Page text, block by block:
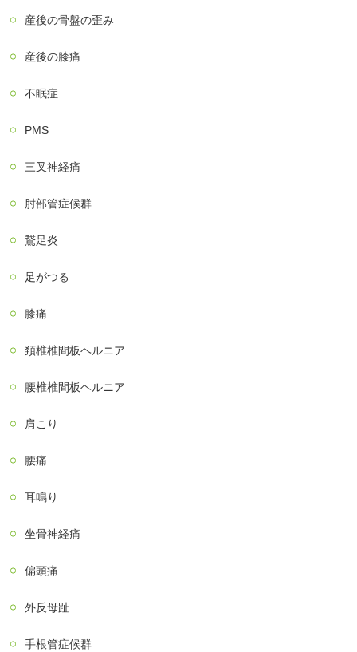
産後の骨盤の歪み
産後の膝痛
不眠症
PMS
三叉神経痛
肘部管症候群
鵞足炎
足がつる
膝痛
頚椎椎間板ヘルニア
腰椎椎間板ヘルニア
肩こり
腰痛
耳鳴り
坐骨神経痛
偏頭痛
外反母趾
手根管症候群